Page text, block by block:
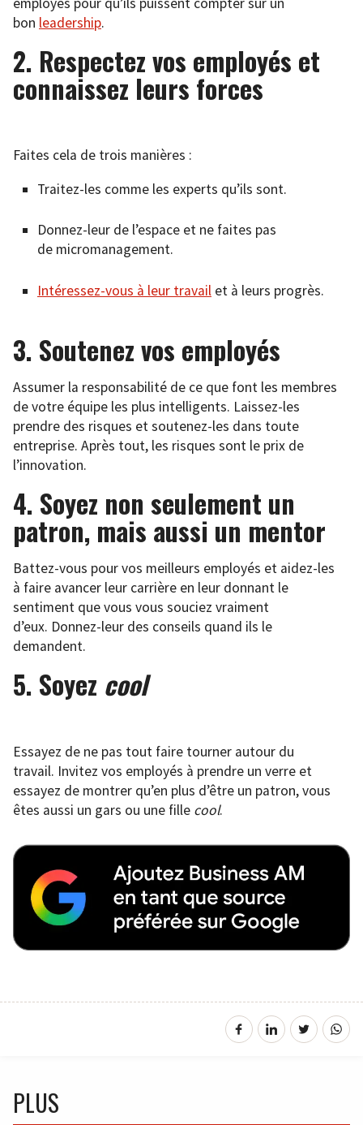
bon leadership.
2. Respectez vos employés et
connaissez leurs forces
Faites cela de trois manières :
Traitez-les comme les experts qu’ils sont.
Donnez-leur de l’espace et ne faites pas
de micromanagement.
Intéressez-vous à leur travail et à leurs progrès.
3. Soutenez vos employés
Assumer la responsabilité de ce que font les membres
de votre équipe les plus intelligents. Laissez-les
prendre des risques et soutenez-les dans toute
entreprise. Après tout, les risques sont le prix de
l’innovation.
4. Soyez non seulement un
patron, mais aussi un mentor
Battez-vous pour vos meilleurs employés et aidez-les
à faire avancer leur carrière en leur donnant le
sentiment que vous vous souciez vraiment
d’eux. Donnez-leur des conseils quand ils le
demandent.
5. Soyez cool
Essayez de ne pas tout faire tourner autour du
travail. Invitez vos employés à prendre un verre et
essayez de montrer qu’en plus d’être un patron, vous
êtes aussi un gars ou une fille cool.
PLUS